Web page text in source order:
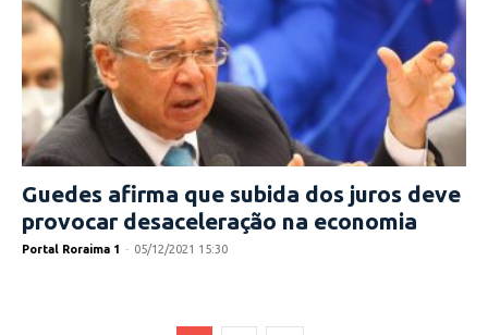
Guedes afirma que subida dos juros deve
provocar desaceleração na economia
Portal Roraima 1 - 05/12/2021 15:30